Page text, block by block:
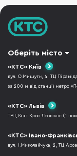
Оберіть місто
«КТС» Київ
вул. О.Мишуги, 4, ТЦ
за 200 м від станції метро
«КТС» Львів
ТРЦ Кінг Крос Леополіс (1
«КТС» Івано-
вул. І.Миколайчука, 2, ТЦ